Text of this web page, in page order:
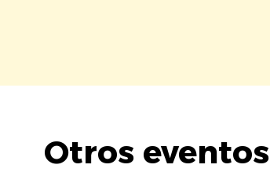
Otros eventos